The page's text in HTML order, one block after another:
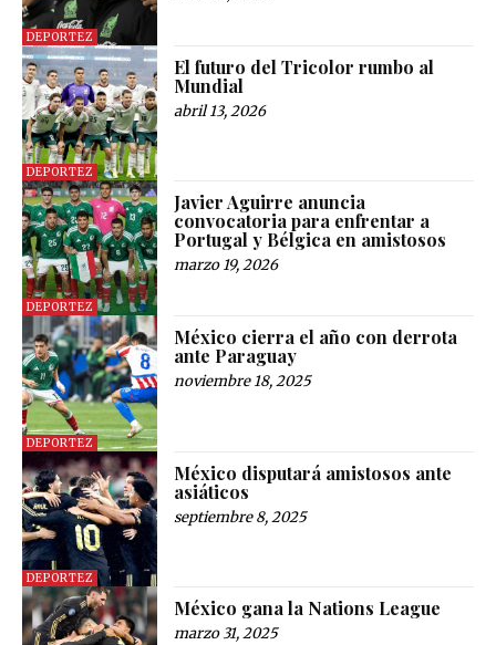
DEPORTEZ
DEPORTEZ
El futuro del Tricolor rumbo al
Mundial
abril 13, 2026
DEPORTEZ
Javier Aguirre anuncia
convocatoria para enfrentar a
Portugal y Bélgica en amistosos
marzo 19, 2026
DEPORTEZ
México cierra el año con derrota
ante Paraguay
noviembre 18, 2025
DEPORTEZ
México disputará amistosos ante
asiáticos
septiembre 8, 2025
México gana la Nations League
marzo 31, 2025